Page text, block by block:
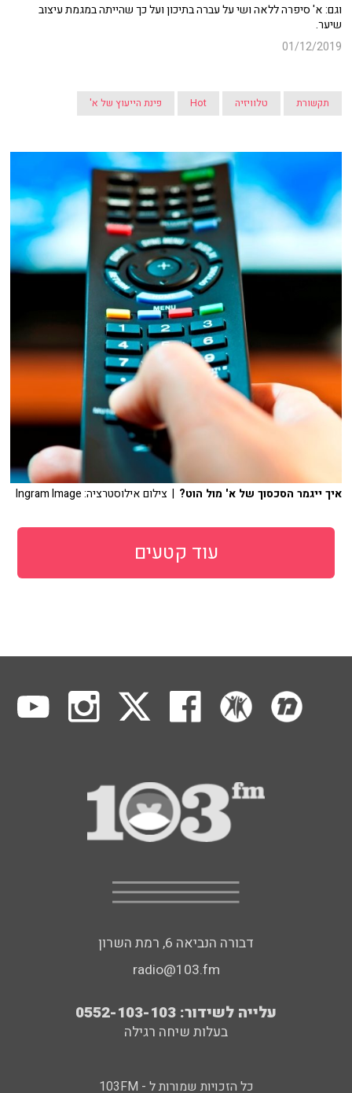
וגם: א' סיפרה ללאה ושי על עברה בתיכון ועל כך שהייתה במגמת עיצוב
שיער.
01/12/2019
תקשורת טלוויזיה Hot פינת הייעוץ של א'
איך ייגמר הסכסוך של א' מול הוט? | צילום אילוסטרציה: Ingram Image
עוד קטעים
דבורה הנביאה 6, רמת השרון
radio@103.fm
עלייה לשידור: 0552-103-103
בעלות שיחה רגילה
כל הזכויות שמורות ל - 103FM